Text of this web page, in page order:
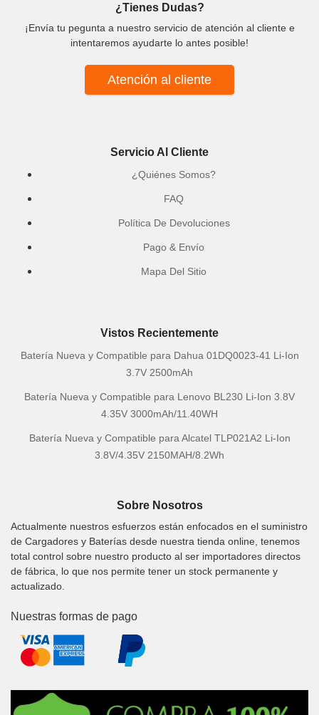
¿Tienes Dudas?
¡Envía tu pegunta a nuestro servicio de atención al cliente e
intentaremos ayudarte lo antes posible!
Atención al cliente
Servicio Al Cliente
¿Quiénes Somos?
FAQ
Política De Devoluciones
Pago & Envío
Mapa Del Sitio
Vistos Recientemente
Batería Nueva y Compatible para Dahua 01DQ0023-41 Li-Ion
3.7V 2500mAh
Batería Nueva y Compatible para Lenovo BL230 Li-Ion 3.8V
4.35V 3000mAh/11.40WH
Batería Nueva y Compatible para Alcatel TLP021A2 Li-Ion
3.8V/4.35V 2150MAH/8.2Wh
Sobre Nosotros
Actualmente nuestros esfuerzos están enfocados en el suministro
de Cargadores y Baterías desde nuestra tienda online, tenemos
total control sobre nuestro producto al ser importadores directos
de fábrica, lo que nos permite tener un stock permanente y
actualizado.
Nuestras formas de pago